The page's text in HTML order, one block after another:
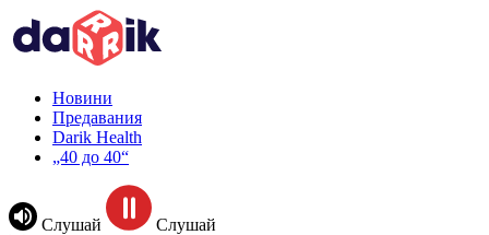
Новини
Предавания
Darik Health
„40 до 40“
Слушай Слушай